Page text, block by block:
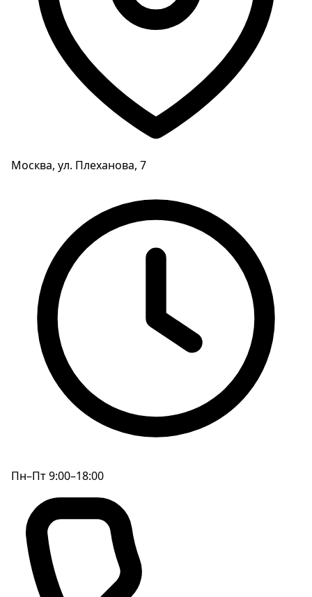
Москва, ул. Плеханова, 7
Пн–Пт 9:00–18:00